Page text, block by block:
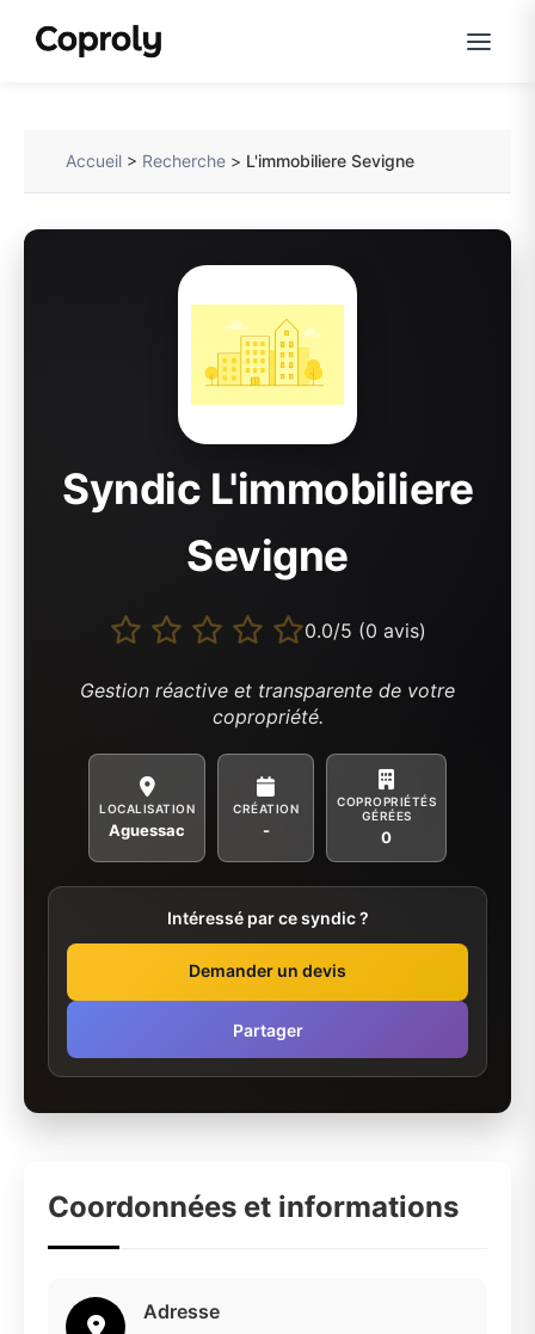
Accueil > Recherche > L'immobiliere Sevigne
Syndic L'immobiliere
Sevigne
0.0/5 (0 avis)
Gestion réactive et transparente de votre
copropriété.
LOCALISATION
Aguessac
CRÉATION
-
COPROPRIÉTÉS
GÉRÉES
0
Intéressé par ce syndic ?
Demander un devis
Partager
Coordonnées et informations
Adresse